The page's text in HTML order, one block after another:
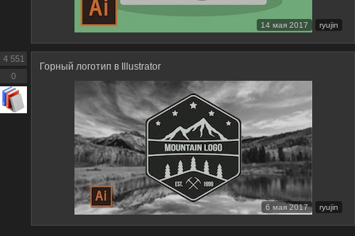
14 мая 2017 ryujin
Горный логотип в Illustrator
6 мая 2017 ryujin
4 551
0